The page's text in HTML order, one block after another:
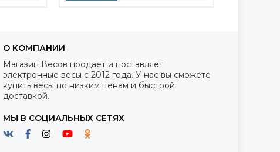
О КОМПАНИИ
Магазин Весов продает и поставляет
электронные весы с 2012 года. У нас вы сможете
купить весы по низким ценам и быстрой
доставкой.
МЫ В СОЦИАЛЬНЫХ СЕТЯХ